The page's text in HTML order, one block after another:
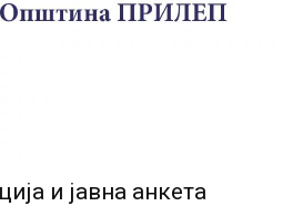
и јавна анкета